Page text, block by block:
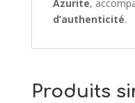
Azurite,
d’authenticité.
Produits